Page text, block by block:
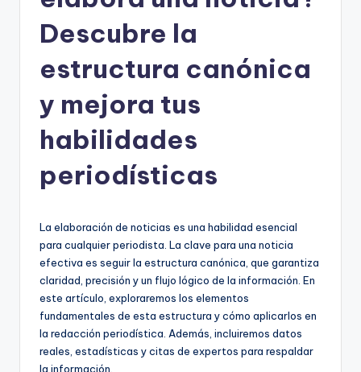
ó
Descubre la
estructura canónica
y mejora tus
habilidades
periodísticas
La elaboración de noticias es una habilidad esencial
para cualquier periodista. La clave para una noticia
efectiva es seguir la estructura canónica, que garantiza
claridad, precisión y un flujo lógico de la información. En
este artículo, exploraremos los elementos
fundamentales de esta estructura y cómo aplicarlos en
la redacción periodística. Además, incluiremos datos
reales, estadísticas y citas de expertos para respaldar
la información.